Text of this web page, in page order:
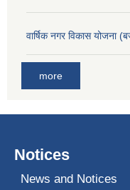
वार्षिक नगर विकास
more
Notices
News and Notices